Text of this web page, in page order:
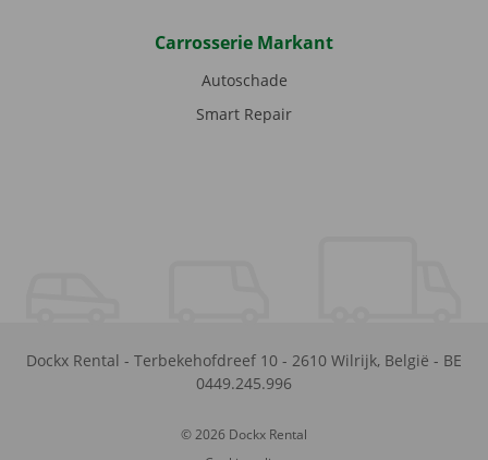
Carrosserie Markant
Autoschade
Smart Repair
Dockx Rental - Terbekehofdreef 10 - 2610 Wilrijk, België - BE
0449.245.996
© 2026 Dockx Rental